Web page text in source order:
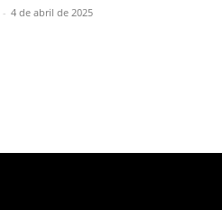
- 4 de abril de 2025